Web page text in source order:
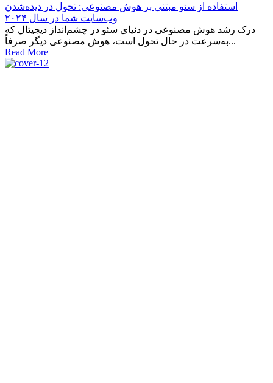
استفاده از سئو مبتنی بر هوش مصنوعی: تحول در دیده‌شدن
وب‌سایت شما در سال ۲۰۲۴
درک رشد هوش مصنوعی در دنیای سئو در چشم‌انداز دیجیتال که
به‌سرعت در حال تحول است، هوش مصنوعی دیگر صرفاً...
Read More